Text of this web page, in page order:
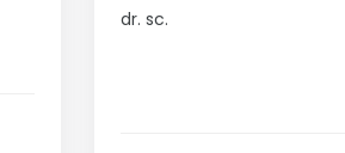
dr. sc.